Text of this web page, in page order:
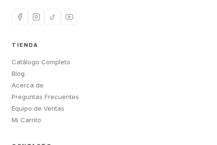
TIENDA
Catálogo Completo
Blog
Acerca de
Preguntas Frecuentes
Equipo de Ventas
Mi Carrito